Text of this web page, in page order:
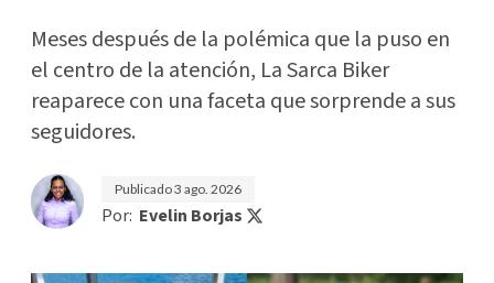
Meses después de la polémica que la puso en
el centro de la atención, La Sarca Biker
reaparece con una faceta que sorprende a sus
seguidores.
Publicado3 ago. 2026
Por: Evelin Borjas